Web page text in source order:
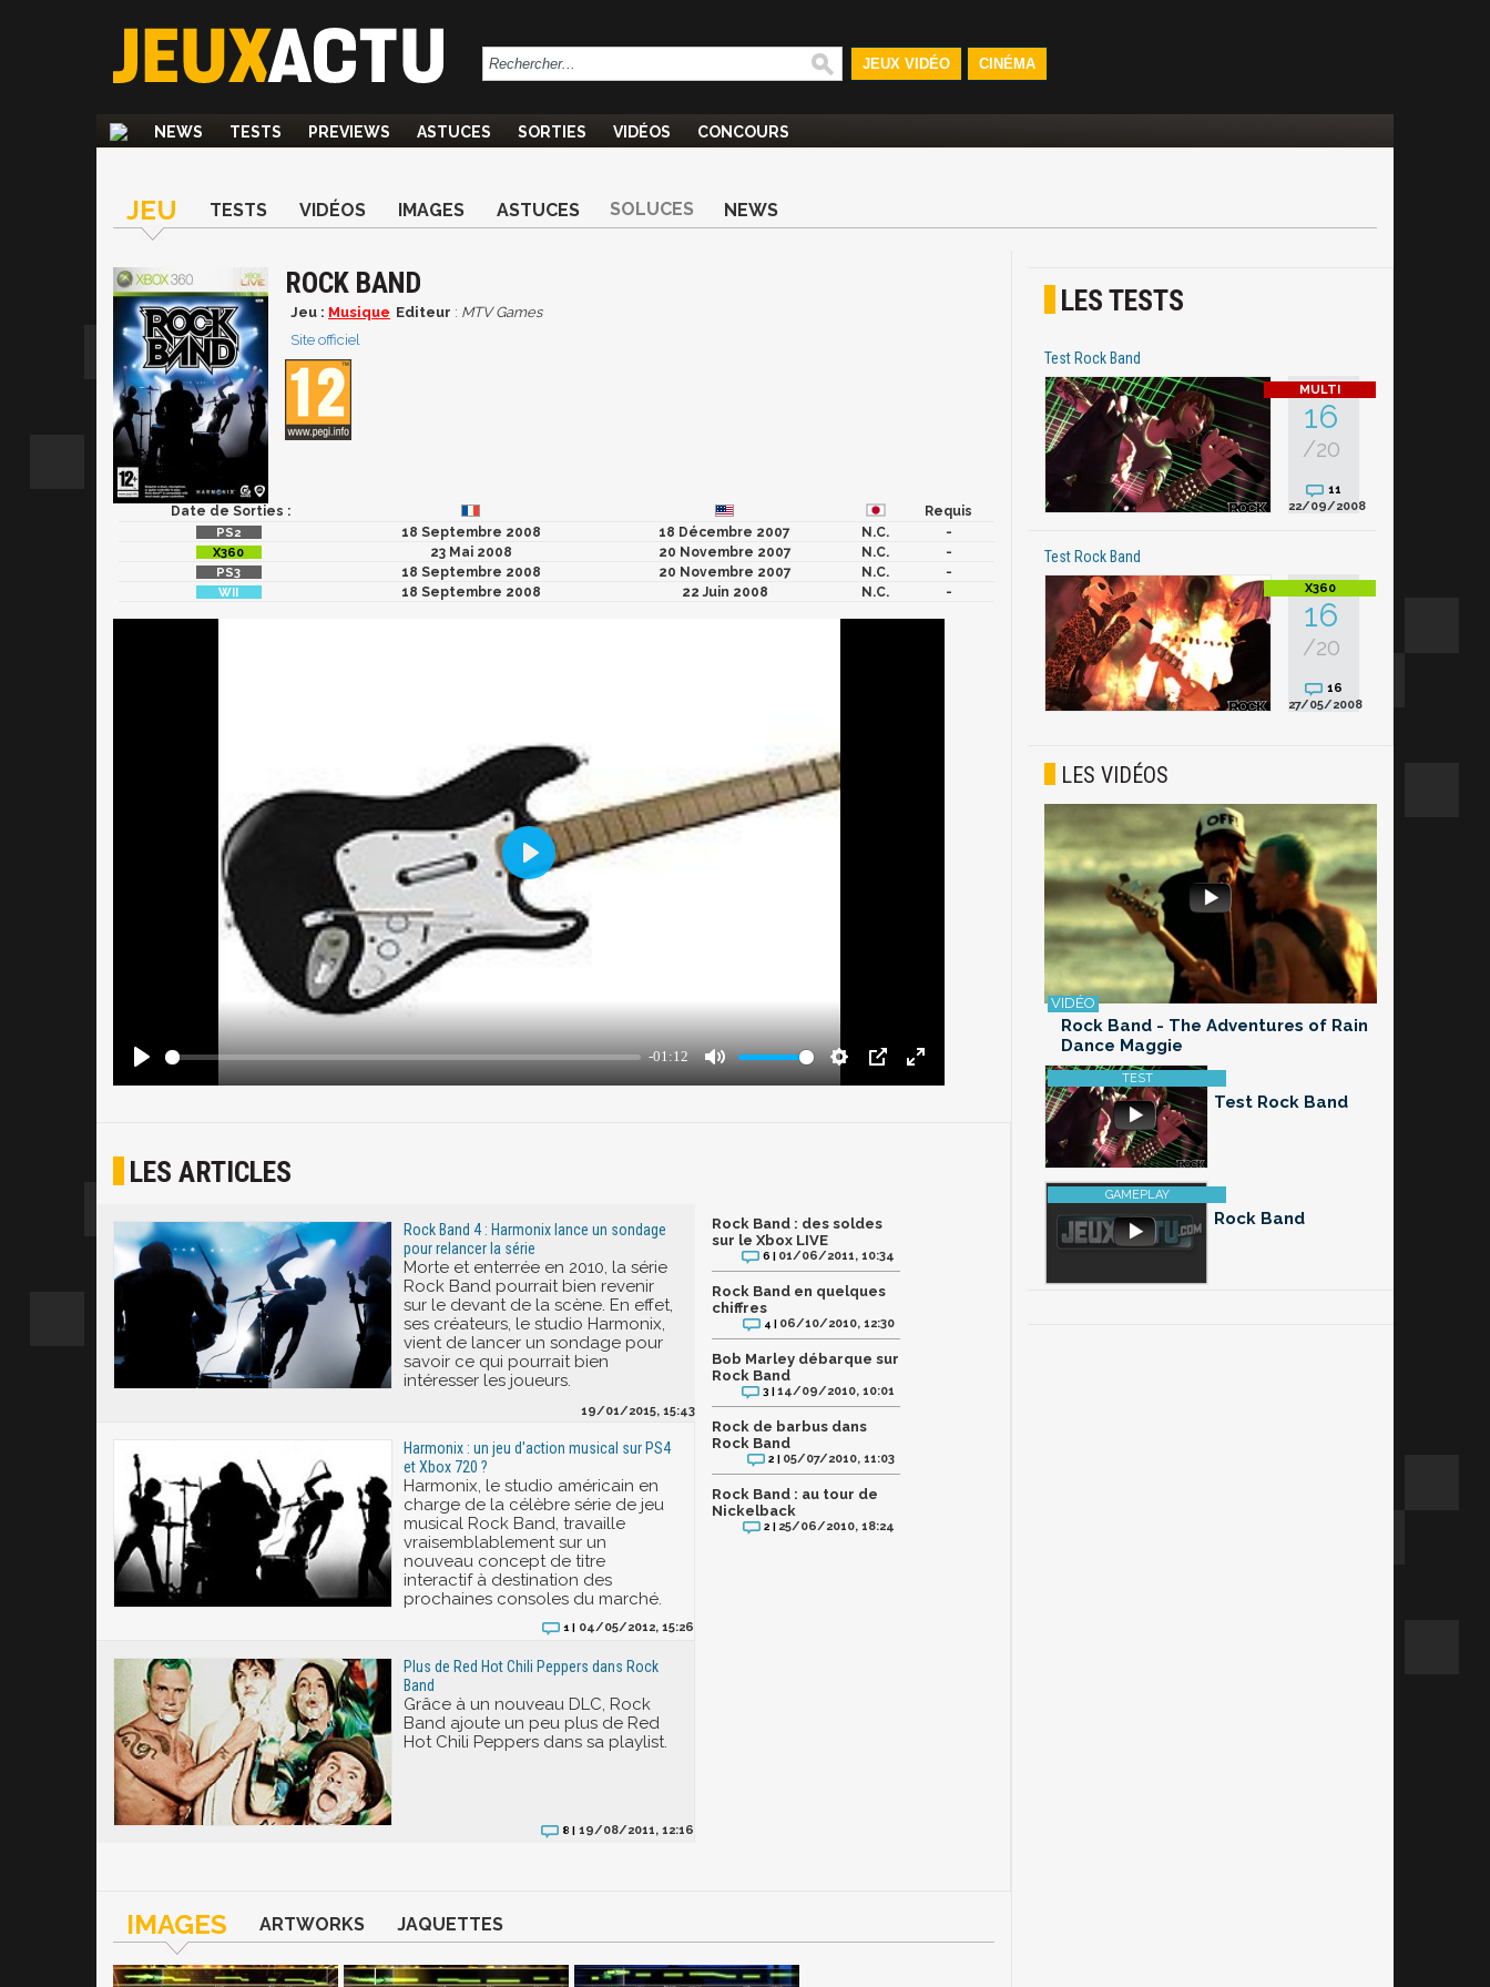
JEUX VIDÉO CINÉMA
NEWS TESTS PREVIEWS ASTUCES SORTIES VIDÉOS CONCOURS
JEU TESTS VIDÉOS IMAGES ASTUCES SOLUCES NEWS
ROCK BAND
Jeu : Musique Editeur : MTV Games
Site officiel
Date de Sorties :
Requis
18 Septembre 2008
18 Décembre 2007 N.C.
-
23 Mai 2008
20 Novembre 2007 N.C.
-
18 Septembre 2008
20 Novembre 2007 N.C.
-
18 Septembre 2008
22 Juin 2008 N.C. -
LES ARTICLES
Rock Band 4 : Harmonix lance un sondage
pour relancer la série
Morte et enterrée en 2010, la série
Rock Band pourrait bien revenir
sur le devant de la scène. En effet,
ses créateurs, le studio Harmonix,
vient de lancer un sondage pour
savoir ce qui pourrait bien
intéresser les joueurs.
19/01/2015, 15:43
Harmonix : un jeu d'action musical sur PS4
et Xbox 720 ?
Harmonix, le studio américain en
charge de la célèbre série de jeu
musical Rock Band, travaille
vraisemblablement sur un
nouveau concept de titre
interactif à destination des
prochaines consoles du marché.
1 | 04/05/2012, 15:26
Plus de Red Hot Chili Peppers dans Rock
Band
Grâce à un nouveau DLC, Rock
Band ajoute un peu plus de Red
Hot Chili Peppers dans sa playlist.
8 | 19/08/2011, 12:16
Rock Band : des soldes
sur le Xbox LIVE
6 | 01/06/2011, 10:34
Rock Band en quelques
chiffres
4 | 06/10/2010, 12:30
Bob Marley débarque sur
Rock Band
3 |14/09/2010, 10:01
Rock de barbus dans
Rock Band
2 | 05/07/2010, 11:03
Rock Band : au tour de
Nickelback
2 | 25/06/2010, 18:24
IMAGES ARTWORKS JAQUETTES
LES TESTS
Test Rock Band
16
/20
11
22/09/2008
Test Rock Band
16
/20
16
27/05/2008
LES VIDÉOS
Rock Band - The Adventures of Rain
Dance Maggie
Test Rock Band
Rock Band